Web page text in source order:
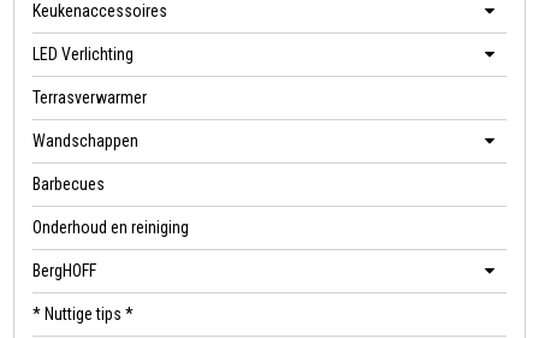
Keukenaccessoires
LED Verlichting
Terrasverwarmer
Wandschappen
Barbecues
Onderhoud en reiniging
BergHOFF
* Nuttige tips *